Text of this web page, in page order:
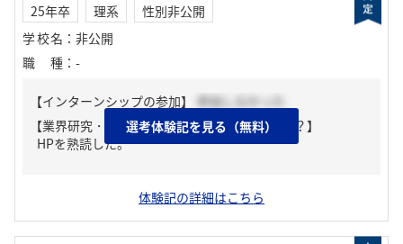
25年卒 理系
性別非公開
学校名 ： 非公開
職種 ： -
【インターンシップの参加】
参加しなかった
【業界研究・企業研究はどんな風にしましたか？】
HPを熟読した。
選考体験記を見る（無料）
体験記の詳細はこちら